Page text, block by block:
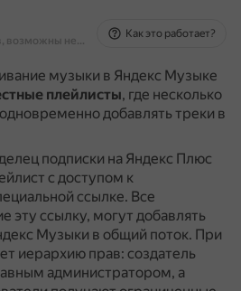
На основе источников, возможны неточности
Как это работает?
музыки в Яндекс Музыке
плейлисты, где несколько
добавлять треки в
подписки на Яндекс Плюс
с доступом к
ссылке. Все
эту ссылку, могут добавлять
Музыки в общий поток. При
иерархию прав: создатель
администратором, а